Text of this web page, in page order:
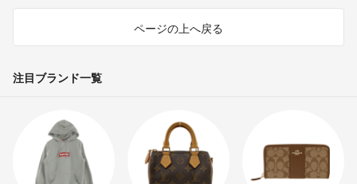
・配布を行うなど一部でも使用した場合。
前回と全く同じ用紙とデータでも印刷する時期の環境により若干色味が
異なることがございます。すべての条件を完全に合わせることはできな
【営業時間】9:00 〜 18:00
（時間外でもなるべくご返事するようにしておりますが、状況により翌
営業日のご連絡となりますことご了承ください。）
ページの上へ戻る
注目ブランド一覧